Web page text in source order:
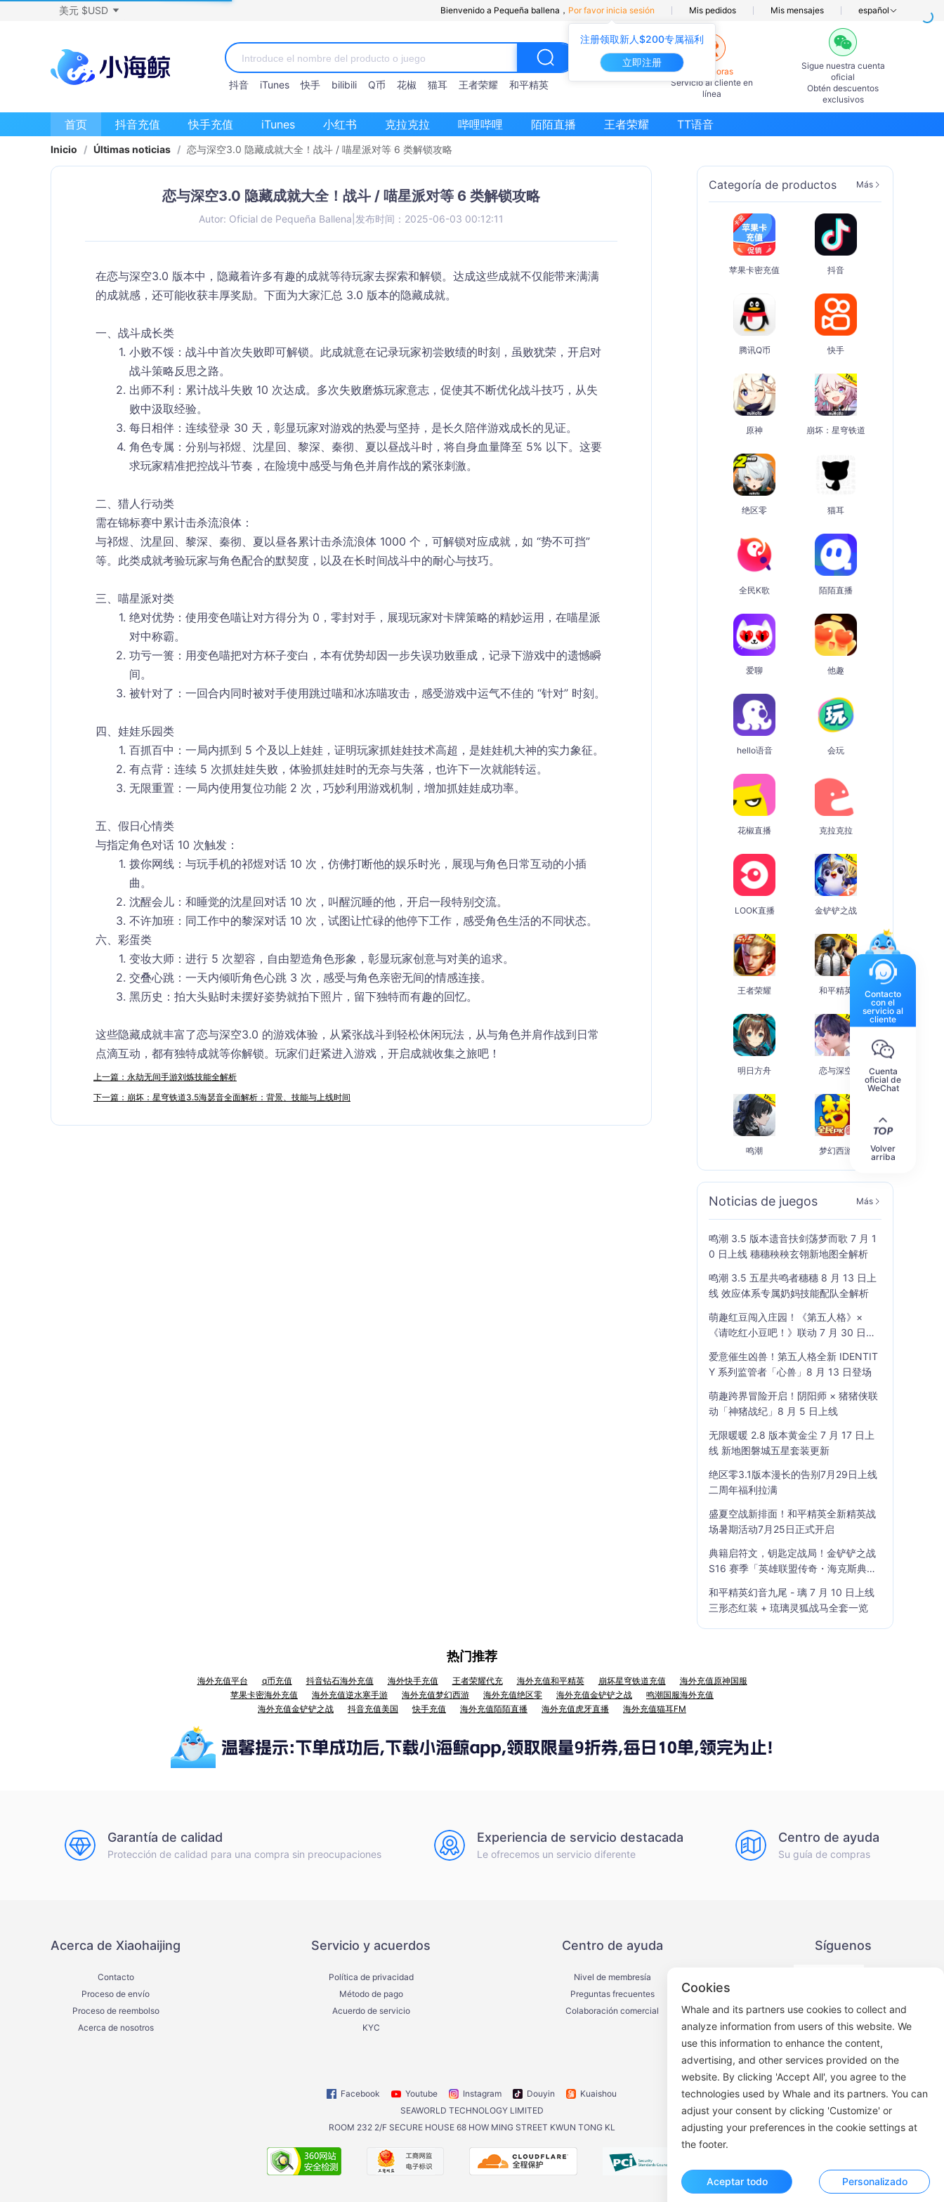
注册领取新人$200专属福利
立即注册
美元 $USD Bienvenido a Pequeña ballena， Por favor inicia sesión Mis pedidos Mis mensajes español
抖音 iTunes 快手 bilibili Q币 花椒 猫耳 王者荣耀 和平精英
7×24horas
Servicio al cliente en
línea
Sigue nuestra cuenta
oficial
Obtén descuentos
exclusivos
首页 抖音充值 快手充值 iTunes 小红书 克拉克拉 哔哩哔哩 陌陌直播 王者荣耀 TT语音
Inicio / Últimas noticias / 恋与深空3.0 隐藏成就大全！战斗 / 喵星派对等 6 类解锁攻略
恋与深空3.0 隐藏成就大全！战斗 / 喵星派对等 6 类解锁攻略
Autor: Oficial de Pequeña Ballena 发布时间：2025-06-03 00:12:11
在恋与深空3.0 版本中，隐藏着许多有趣的成就等待玩家去探索和解锁。达成这些成就不仅能带来满满
的成就感，还可能收获丰厚奖励。下面为大家汇总 3.0 版本的隐藏成就。​
一、战斗成长类​
小败不馁：战斗中首次失败即可解锁。此成就意在记录玩家初尝败绩的时刻，虽败犹荣，开启对
战斗策略反思之路。​
出师不利 ：累计战斗失败 10 次达成。多次失败磨炼玩家意志，促使其不断优化战斗技巧，从失
败中汲取经验。​
每日相伴：连续登录 30 天，彰显玩家对游戏的热爱与坚持，是长久陪伴游戏成长的见证。​
角色专属 ：分别与祁煜、沈星回、黎深、秦彻、夏以昼战斗时，将自身血量降至 5% 以下。这要
求玩家精准把控战斗节奏，在险境中感受与角色并肩作战的紧张刺激。​
二、猎人行动类​
需在锦标赛中累计击杀流浪体：​
与祁煜、沈星回、黎深、秦彻、夏以昼各累计击杀流浪体 1000 个，可解锁对应成就，如 “势不可挡”
等。此类成就考验玩家与角色配合的默契度，以及在长时间战斗中的耐心与技巧。​
三、喵星派对类​
绝对优势：使用变色喵让对方得分为 0，零封对手，展现玩家对卡牌策略的精妙运用，在喵星派
对中称霸。​
功亏一篑：用变色喵把对方杯子变白，本有优势却因一步失误功败垂成，记录下游戏中的遗憾瞬
间。​
被针对了 ：一回合内同时被对手使用跳过喵和冰冻喵攻击，感受游戏中运气不佳的 “针对” 时刻。​
四、娃娃乐园类​
百抓百中 ：一局内抓到 5 个及以上娃娃，证明玩家抓娃娃技术高超，是娃娃机大神的实力象征。​
有点背：连续 5 次抓娃娃失败，体验抓娃娃时的无奈与失落，也许下一次就能转运。​
无限重置 ：一局内使用复位功能 2 次，巧妙利用游戏机制，增加抓娃娃成功率。​
五、假日心情类​
与指定角色对话 10 次触发：​
拨你网线：与玩手机的祁煜对话 10 次，仿佛打断他的娱乐时光，展现与角色日常互动的小插
曲。​
沈醒会儿：和睡觉的沈星回对话 10 次，叫醒沉睡的他，开启一段特别交流。​
不许加班：同工作中的黎深对话 10 次，试图让忙碌的他停下工作，感受角色生活的不同状态。​
六、彩蛋类​
变妆大师：进行 5 次塑容，自由塑造角色形象，彰显玩家创意与对美的追求。​
交叠心跳：一天内倾听角色心跳 3 次，感受与角色亲密无间的情感连接。​
黑历史 ：拍大头贴时未摆好姿势就拍下照片，留下独特而有趣的回忆。​
这些隐藏成就丰富了恋与深空3.0 的游戏体验，从紧张战斗到轻松休闲玩法，从与角色并肩作战到日常
点滴互动，都有独特成就等你解锁。玩家们赶紧进入游戏，开启成就收集之旅吧！
上一篇：永劫无间手游刘炼技能全解析
下一篇：崩坏：星穹铁道3.5海瑟音全面解析：背景、技能与上线时间
Categoría de productos Más
苹果卡密充值 抖音
腾讯Q币 快手
原神 崩坏：星穹铁道
绝区零 猫耳
全民K歌 陌陌直播
爱聊 他趣
hello语音 会玩
花椒直播 克拉克拉
LOOK直播 金铲铲之战
王者荣耀 和平精英
明日方舟 恋与深空
鸣潮 梦幻西游
Noticias de juegos Más
鸣潮 3.5 版本遗音扶剑荡梦而歌 7 月 1
0 日上线 穗穗秧秧玄翎新地图全解析
鸣潮 3.5 五星共鸣者穗穗 8 月 13 日上
线 效应体系专属奶妈技能配队全解析
萌趣红豆闯入庄园！《第五人格》×
《请吃红小豆吧！》联动 7 月 30 日开
爱意催生凶兽！第五人格全新 IDENTIT
Y 系列监管者「心兽」8 月 13 日登场
萌趣跨界冒险开启！阴阳师 × 猪猪侠联
动「神猪战纪」8 月 5 日上线
无限暖暖 2.8 版本黄金尘 7 月 17 日上
线 新地图磐城五星套装更新
绝区零3.1版本漫长的告别7月29日上线
二周年福利拉满
盛夏空战新排面！和平精英全新精英战
场暑期活动7月25日正式开启
典籍启符文，钥匙定战局！金铲铲之战
S16 赛季「英雄联盟传奇・海克斯典
和平精英幻音九尾 - 璃 7 月 10 日上线
三形态红装 + 琉璃灵狐战马全套一览
热门推荐
海外充值平台 q币充值 抖音钻石海外充值 海外快手充值 王者荣耀代充 海外充值和平精英 崩坏星穹铁道充值
海外充值原神国服
苹果卡密海外充值
海外充值逆水寒手游 海外充值梦幻西游 海外充值绝区零 海外充值金铲铲之战
鸣潮国服海外充值
海外充值金铲铲之战
抖音充值美国 快手充值 海外充值陌陌直播 海外充值虎牙直播 海外充值猫耳FM
Garantía de calidad
Protección de calidad para una compra sin preocupaciones
Experiencia de servicio destacada
Le ofrecemos un servicio diferente
Centro de ayuda
Su guía de compras
Acerca de Xiaohaijing
Contacto
Proceso de envío
Proceso de reembolso
Acerca de nosotros
Servicio y acuerdos
Política de privacidad
Método de pago
Acuerdo de servicio
KYC
Centro de ayuda
Nivel de membresía
Preguntas frecuentes
Colaboración comercial
Síguenos
Cuenta oficial de WeChat
Facebook Youtube Instagram Douyin
Kuaishou
SEAWORLD TECHNOLOGY LIMITED
ROOM 232 2/F SECURE HOUSE 68 HOW MING STREET KWUN TONG KL
Contacto
con el
servicio al
cliente
Cuenta
oficial de
WeChat
Volver
arriba
Cookies
Whale and its partners use cookies to collect and
analyze information from users of this website. We
use this information to enhance the content,
advertising, and other services provided on the
website. By clicking 'Accept All', you agree to the
technologies used by Whale and its partners. You can
adjust your consent by clicking 'Customize' or
adjusting your preferences in the cookie settings at
the footer.
Aceptar todo Personalizado